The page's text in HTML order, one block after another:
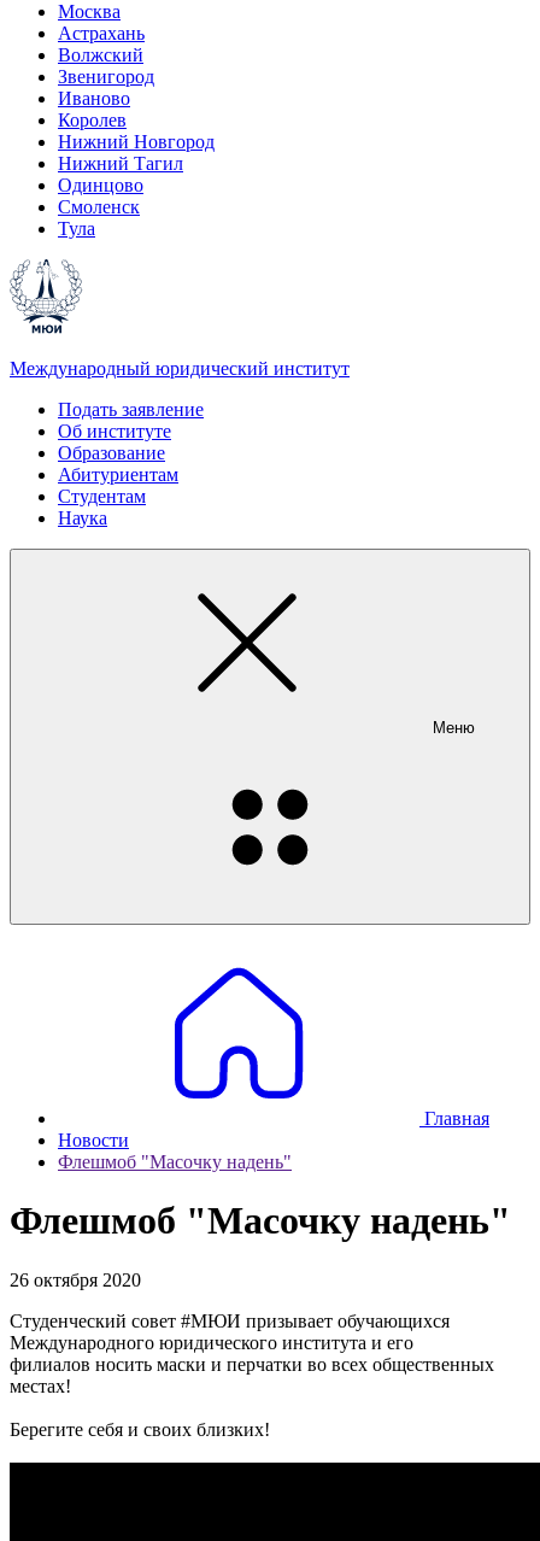
Москва
Астрахань
Волжский
Звенигород
Иваново
Королев
Нижний Новгород
Нижний Тагил
Одинцово
Смоленск
Тула
Международный юридический институт
Подать заявление
Об институте
Образование
Абитуриентам
Студентам
Наука
Меню
Главная
Новости
Флешмоб "Масочку надень"
Флешмоб "Масочку надень"
26 октября 2020
Студенческий совет #МЮИ призывает обучающихся
Международного юридического института и его
филиалов носить маски и перчатки во всех общественных
местах!
Берегите себя и своих близких!